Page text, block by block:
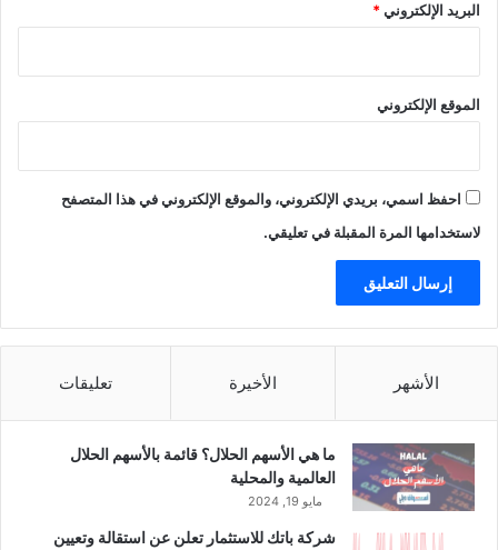
البريد الإلكتروني*
الموقع الإلكتروني
احفظ اسمي، بريدي الإلكتروني، والموقع الإلكتروني في هذا المتصفح
لاستخدامها المرة المقبلة في تعليقي.
الأشهر الأخيرة تعليقات
ما هي الأسهم الحلال؟ قائمة بالأسهم الحلال
العالمية والمحلية
مايو 19, 2024
شركة باتك للاستثمار تعلن عن استقالة وتعيين